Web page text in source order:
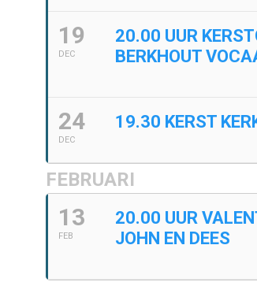
19
DEC
20.00 UUR
BERKHOUT
24
DEC
19.30 KERST
FEBRUARI
13
FEB
20.00 UUR
JOHN EN DEES